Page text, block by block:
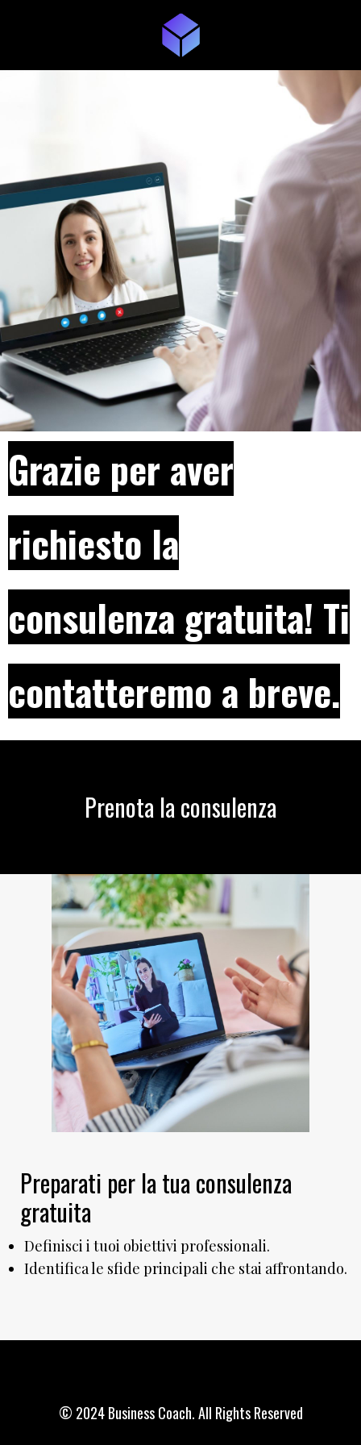
Grazie per aver
richiesto la
consulenza gratuita! Ti
contatteremo a breve.
Prenota la consulenza
Preparati per la tua consulenza
gratuita
Definisci i tuoi obiettivi professionali.
Identifica le sfide principali che stai affrontando.
© 2024 Business Coach. All Rights Reserved